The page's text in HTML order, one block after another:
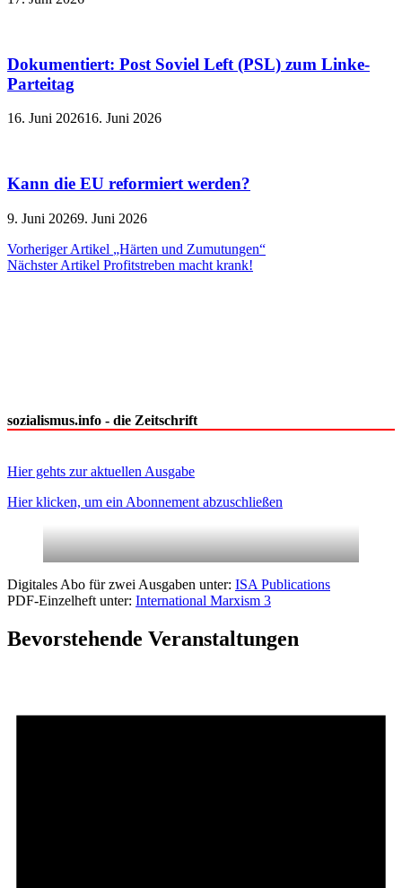
Dokumentiert: Post Soviel Left (PSL) zum Linke-
Parteitag
16. Juni 202616. Juni 2026
Kann die EU reformiert werden?
9. Juni 20269. Juni 2026
Beitragsnavigation
Vorheriger Artikel „Härten und Zumutungen“
Nächster Artikel Profitstreben macht krank!
sozialismus.info - die Zeitschrift
Hier gehts zur aktuellen Ausgabe
Hier klicken, um ein Abonnement abzuschließen
Digitales Abo für zwei Ausgaben unter: ISA Publications
PDF-Einzelheft unter: International Marxism 3
Bevorstehende Veranstaltungen